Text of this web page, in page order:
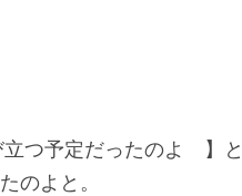
つ予定だったのよ　】と
のよと。